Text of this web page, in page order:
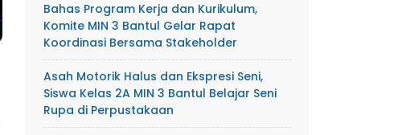
Bahas Program Kerja dan Kurikulum,
Komite MIN 3 Bantul Gelar Rapat
Koordinasi Bersama Stakeholder
Asah Motorik Halus dan Ekspresi Seni,
Siswa Kelas 2A MIN 3 Bantul Belajar Seni
Rupa di Perpustakaan